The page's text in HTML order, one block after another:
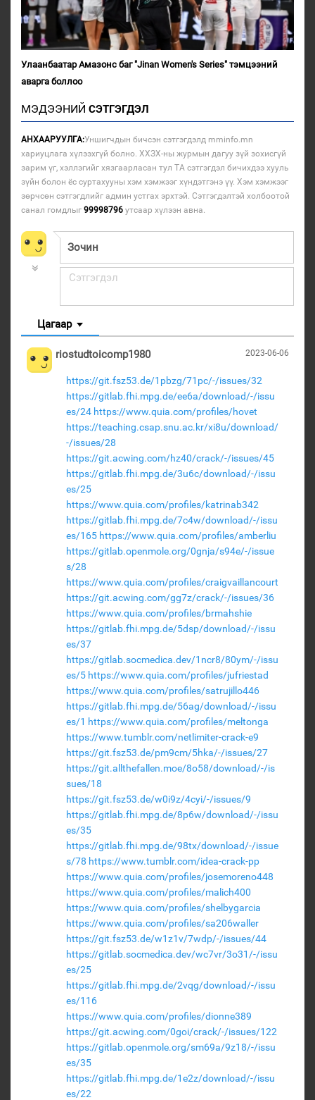
Улаанбаатар Амазонс баг "Jinan Women's Series" тэмцээний
аварга боллоо
МЭДЭЭНИЙ СЭТГЭГДЭЛ
АНХААРУУЛГА:Уншигчдын бичсэн сэтгэгдэлд mminfo.mn
хариуцлага хүлээхгүй болно. ХХЗХ-ны журмын дагуу зүй зохисгүй
зарим үг, хэллэгийг хязгаарласан тул ТА сэтгэгдэл бичихдээ хууль
зүйн болон ёс суртахууны хэм хэмжээг хүндэтгэнэ үү. Хэм хэмжээг
зөрчсөн сэтгэгдлийг админ устгах эрхтэй. Сэтгэгдэлтэй холбоотой
санал гомдлыг 99998796 утсаар хүлээн авна.
Цагаар
2023-06-06
riostudtoicomp1980
https://git.fsz53.de/1pbzg/71pc/-/issues/32
https://gitlab.fhi.mpg.de/ee6a/download/-/issu
es/24 https://www.quia.com/profiles/hovet
https://teaching.csap.snu.ac.kr/xi8u/download/
-/issues/28
https://git.acwing.com/hz40/crack/-/issues/45
https://gitlab.fhi.mpg.de/3u6c/download/-/issu
es/25
https://www.quia.com/profiles/katrinab342
https://gitlab.fhi.mpg.de/7c4w/download/-/issu
es/165 https://www.quia.com/profiles/amberliu
https://gitlab.openmole.org/0gnja/s94e/-/issue
s/28
https://www.quia.com/profiles/craigvaillancourt
https://git.acwing.com/gg7z/crack/-/issues/36
https://www.quia.com/profiles/brmahshie
https://gitlab.fhi.mpg.de/5dsp/download/-/issu
es/37
https://gitlab.socmedica.dev/1ncr8/80ym/-/issu
es/5 https://www.quia.com/profiles/jufriestad
https://www.quia.com/profiles/satrujillo446
https://gitlab.fhi.mpg.de/56ag/download/-/issu
es/1 https://www.quia.com/profiles/meltonga
https://www.tumblr.com/netlimiter-crack-e9
https://git.fsz53.de/pm9cm/5hka/-/issues/27
https://git.allthefallen.moe/8o58/download/-/is
sues/18
https://git.fsz53.de/w0i9z/4cyi/-/issues/9
https://gitlab.fhi.mpg.de/8p6w/download/-/issu
es/35
https://gitlab.fhi.mpg.de/98tx/download/-/issue
s/78 https://www.tumblr.com/idea-crack-pp
https://www.quia.com/profiles/josemoreno448
https://www.quia.com/profiles/malich400
https://www.quia.com/profiles/shelbygarcia
https://www.quia.com/profiles/sa206waller
https://git.fsz53.de/w1z1v/7wdp/-/issues/44
https://gitlab.socmedica.dev/wc7vr/3o31/-/issu
es/25
https://gitlab.fhi.mpg.de/2vqg/download/-/issu
es/116
https://www.quia.com/profiles/dionne389
https://git.acwing.com/0goi/crack/-/issues/122
https://gitlab.openmole.org/sm69a/9z18/-/issu
es/35
https://gitlab.fhi.mpg.de/1e2z/download/-/issu
es/22